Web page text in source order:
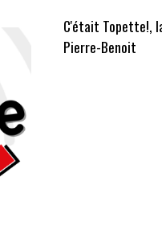
C'était Topette!,
Pierre-Benoit